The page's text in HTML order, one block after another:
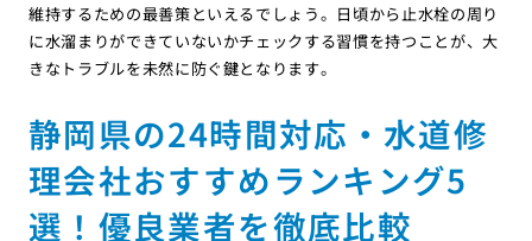
維持するための最善策といえるでしょう。日頃から止水栓の周り
に水溜まりができていないかチェックする習慣を持つことが、大
きなトラブルを未然に防ぐ鍵となります。
静岡県の24時間対応・水道修
理会社おすすめランキング5
選！優良業者を徹底比較